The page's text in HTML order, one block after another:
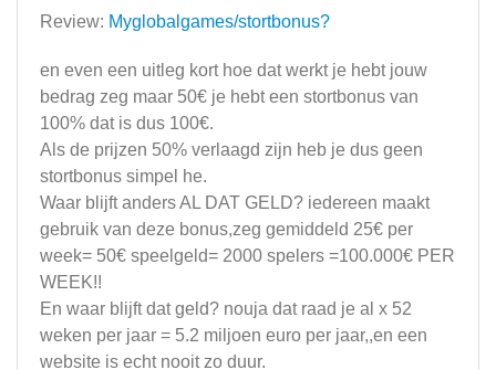
Review: Myglobalgames/stortbonus?
en even een uitleg kort hoe dat werkt je hebt jouw
bedrag zeg maar 50€ je hebt een stortbonus van
100% dat is dus 100€.
Als de prijzen 50% verlaagd zijn heb je dus geen
stortbonus simpel he.
Waar blijft anders AL DAT GELD? iedereen maakt
gebruik van deze bonus,zeg gemiddeld 25€ per
week= 50€ speelgeld= 2000 spelers =100.000€ PER
WEEK!!
En waar blijft dat geld? nouja dat raad je al x 52
weken per jaar = 5.2 miljoen euro per jaar,,en een
website is echt nooit zo duur.